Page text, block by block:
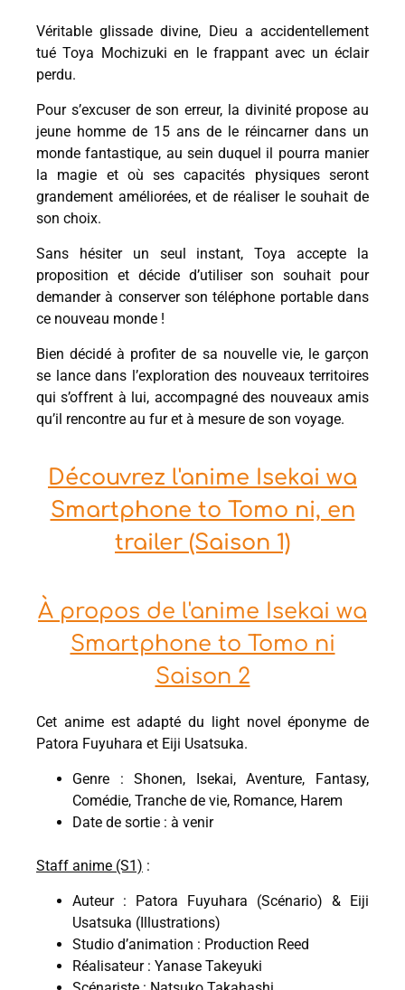
Véritable glissade divine, Dieu a accidentellement
tué Toya Mochizuki en le frappant avec un éclair
perdu.
Pour s’excuser de son erreur, la divinité propose au
jeune homme de 15 ans de le réincarner dans un
monde fantastique, au sein duquel il pourra manier
la magie et où ses capacités physiques seront
grandement améliorées, et de réaliser le souhait de
son choix.
Sans hésiter un seul instant, Toya accepte la
proposition et décide d’utiliser son souhait pour
demander à conserver son téléphone portable dans
ce nouveau monde !
Bien décidé à profiter de sa nouvelle vie, le garçon
se lance dans l’exploration des nouveaux territoires
qui s’offrent à lui, accompagné des nouveaux amis
qu’il rencontre au fur et à mesure de son voyage.
Découvrez l'anime Isekai wa
Smartphone to Tomo ni, en
trailer (Saison 1)
À propos de l'anime Isekai wa
Smartphone to Tomo ni
Saison 2
Cet anime est adapté du light novel éponyme de
Patora Fuyuhara et Eiji Usatsuka.
Genre : Shonen, Isekai, Aventure, Fantasy,
Comédie, Tranche de vie, Romance, Harem
Date de sortie : à venir
Staff anime (S1) :
Auteur : Patora Fuyuhara (Scénario) & Eiji
Usatsuka (Illustrations)
Studio d’animation : Production Reed
Réalisateur : Yanase Takeyuki